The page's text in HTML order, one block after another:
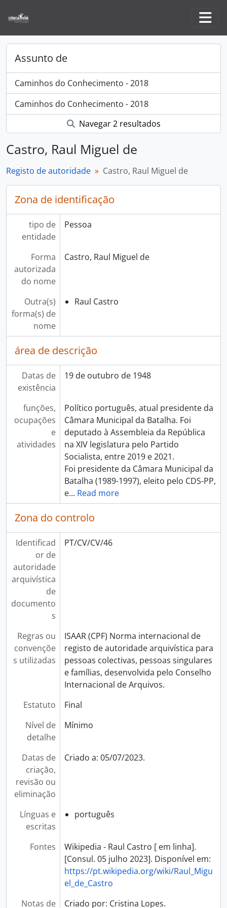
Assunto de
Caminhos do Conhecimento - 2018
Caminhos do Conhecimento - 2018
Navegar 2 resultados
Castro, Raul Miguel de
Registo de autoridade Castro, Raul Miguel de
Zona de identificação
tipo de
entidade
Pessoa
Forma
autorizada
do nome
Castro, Raul Miguel de
Outra(s)
forma(s) de
nome
Raul Castro
área de descrição
Datas de
existência
19 de outubro de 1948
funções,
ocupações
e
atividades
Político português, atual presidente da
Câmara Municipal da Batalha. Foi
deputado à Assembleia da República
na XIV legislatura pelo Partido
Socialista, entre 2019 e 2021.
Foi presidente da Câmara Municipal da
Batalha (1989-1997), eleito pelo CDS-PP,
e… Read more
Zona do controlo
Identificad
or de
autoridade
arquivística
de
documento
s
PT/CV/CV/46
Regras ou
convençõe
s utilizadas
ISAAR (CPF) Norma internacional de
registo de autoridade arquivística para
pessoas colectivas, pessoas singulares
e famílias, desenvolvida pelo Conselho
Internacional de Arquivos.
Estatuto
Final
Nível de
detalhe
Mínimo
Datas de
criação,
revisão ou
eliminação
Criado a: 05/07/2023.
Línguas e
escritas
português
Fontes
Wikipedia - Raul Castro [ em linha].
[Consul. 05 julho 2023]. Disponível em:
https://pt.wikipedia.org/wiki/Raul_Migu
el_de_Castro
Notas de
Criado por: Cristina Lopes.